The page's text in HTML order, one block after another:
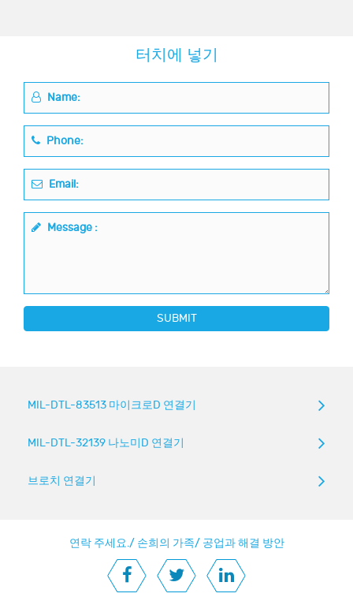
터치에 넣기
Name:
Phone:
Email:
Message :
SUBMIT
MIL-DTL-83513 마이크로D 연결기
MIL-DTL-32139 나노미D 연결기
브로치 연결기
연락 주세요./ 손희의 가족/ 공업과 해결 방안